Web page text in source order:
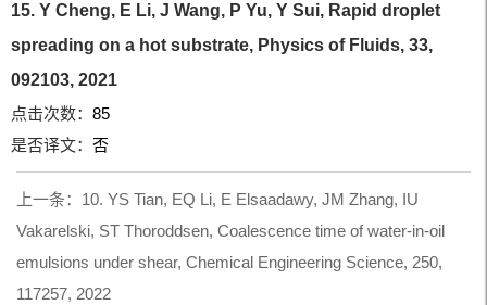
15. Y Cheng, E Li, J Wang, P Yu, Y Sui, Rapid droplet
spreading on a hot substrate, Physics of Fluids, 33,
092103, 2021
点击次数：85
是否译文：否
上一条： 10. YS Tian, EQ Li, E Elsaadawy, JM Zhang, IU
Vakarelski, ST Thoroddsen, Coalescence time of water-in-oil
emulsions under shear, Chemical Engineering Science, 250,
117257, 2022